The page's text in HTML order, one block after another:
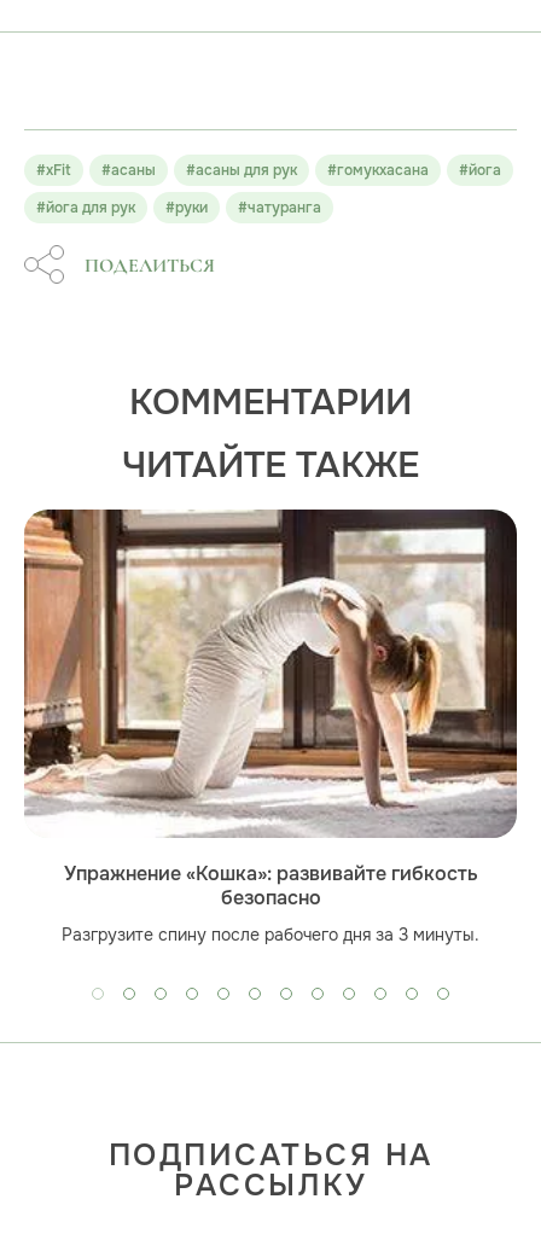
#xFit #асаны #асаны для рук #гомукхасана
#йога
#йога для рук
#руки #чатуранга
ПОДЕЛИТЬСЯ
КОММЕНТАРИИ
ЧИТАЙТЕ ТАКЖЕ
Упражнение «Кошка»: развивайте гибкость
безопасно
Разгрузите спину после рабочего дня за 3 минуты.
ПОДПИСАТЬСЯ НА
РАССЫЛКУ